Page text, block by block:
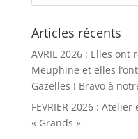
Articles récents
AVRIL 2026 : Elles
Meuphine et elles
Gazelles ! Bravo à
FEVRIER 2026 :
« Grands »